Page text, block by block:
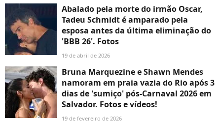
Abalado pela morte do irmão Oscar,
Tadeu Schmidt é amparado pela
esposa antes da última eliminação do
'BBB 26'. Fotos
19 de abril de 2026
Bruna Marquezine e Shawn Mendes
namoram em praia vazia do Rio após 3
dias de 'sumiço' pós-Carnaval 2026 em
Salvador. Fotos e vídeos!
19 de fevereiro de 2026